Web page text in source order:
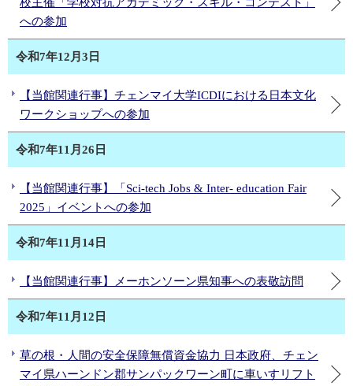
への参加
令和7年12月3日
【当館関連行事】チェンマイ大学ICDIにおける日本文化
ワークショップへの参加
令和7年11月26日
【当館関連行事】「Sci-tech Jobs & Inter- education Fair
2025」イベントへの参加
令和7年11月14日
【当館関連行事】メーホンソーン県知事への表敬訪問
令和7年11月12日
草の根・人間の安全保障無償資金協力 日本政府、チェン
マイ県ハーンドン郡サンパックワーン町に車いすリフト